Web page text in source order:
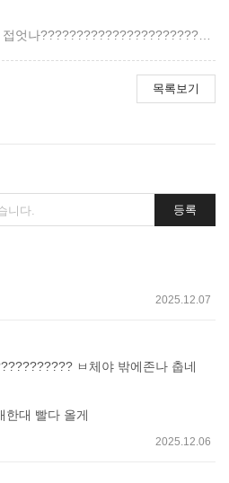
목록보기
등록
2025.12.07
ㅂ체야 밖에존나 춥네
한대 빨다 올게
2025.12.06